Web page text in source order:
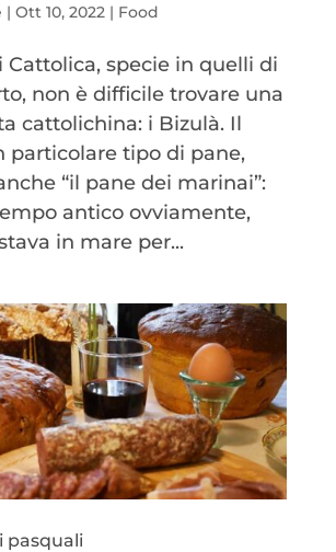
| Ott 10, 2022| Food
Cattolica, specie in quelli di
non è difficile trovare una
cattolichina: i Bizulà. Il
particolare tipo di pane,
“il pane dei marinai”:
antico ovviamente,
in mare per...
pasquali